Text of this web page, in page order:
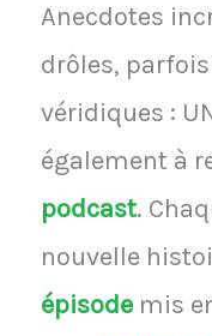
Anecdotes
drôles,
véridiques :
également à
podcast.
nouvelle
épisodemis